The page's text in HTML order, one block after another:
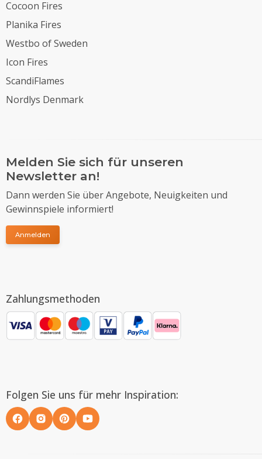
Cocoon Fires
Planika Fires
Westbo of Sweden
Icon Fires
ScandiFlames
Nordlys Denmark
Melden Sie sich für unseren
Newsletter an!
Dann werden Sie über Angebote, Neuigkeiten und
Gewinnspiele informiert!
Anmelden
Zahlungsmethoden
Folgen Sie uns für mehr Inspiration: